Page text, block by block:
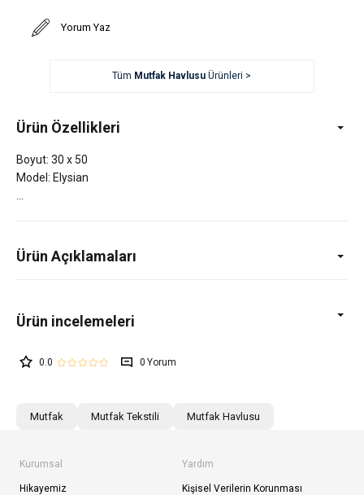
Yorum Yaz
Tüm Mutfak Havlusu Ürünleri >
Ürün Özellikleri
Boyut: 30 x 50
Model: Elysian
Ürün Açıklamaları
0.0 0
Mutfak Mutfak Tekstili Mutfak Havlusu
Kurumsal
Hikayemiz
Yardım
Kişisel Verilerin Korunması